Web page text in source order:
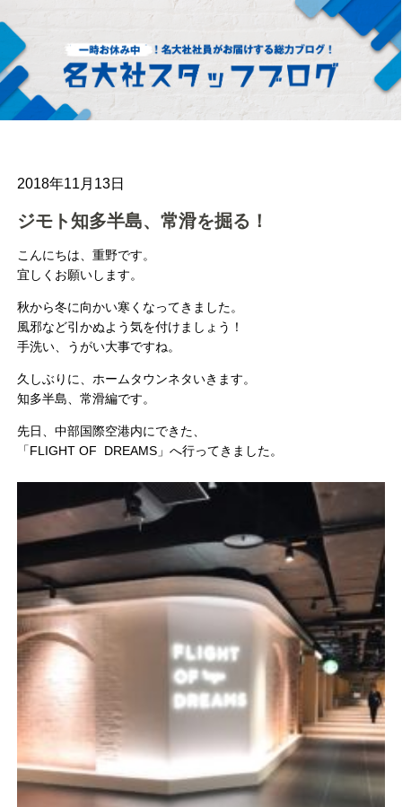
2018年11月13日
ジモト知多半島、常滑を掘る！
こんにちは、重野です。
宜しくお願いします。
秋から冬に向かい寒くなってきました。
風邪など引かぬよう気を付けましょう！
手洗い、うがい大事ですね。
久しぶりに、ホームタウンネタいきます。
知多半島、常滑編です。
先日、中部国際空港内にできた、
「FLIGHT OF DREAMS」へ行ってきました。